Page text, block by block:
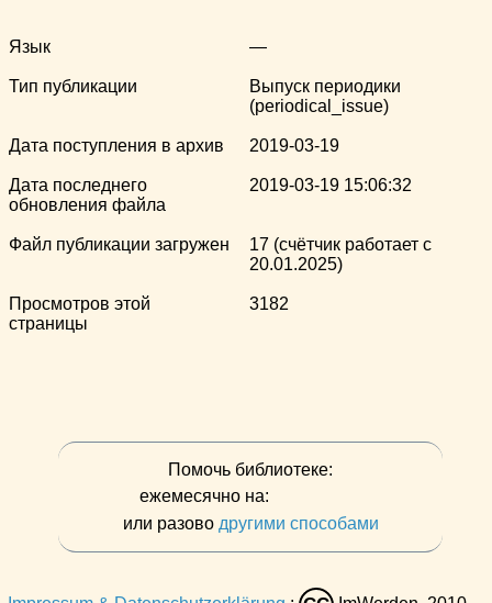
Язык —
Тип публикации
Выпуск периодики
(periodical_issue)
Дата поступления в архив 2019-03-19
Дата последнего
обновления файла
2019-03-19 15:06:32
Файл публикации загружен
17 (счётчик работает с
20.01.2025)
Просмотров этой
страницы
3182
Помочь библиотеке:
ежемесячно на:
или разово другими способами